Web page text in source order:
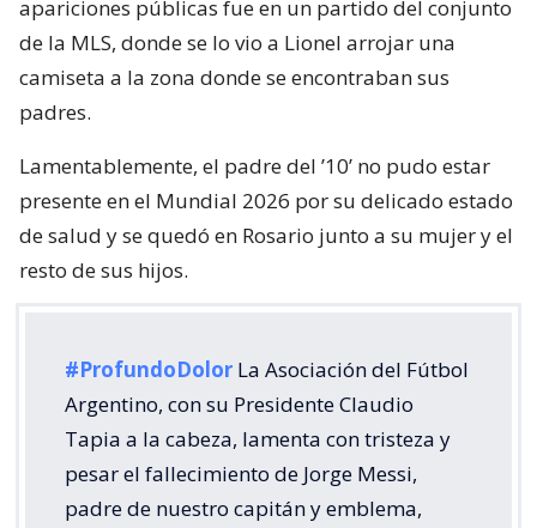
apariciones públicas fue en un partido del conjunto
de la MLS, donde se lo vio a Lionel arrojar una
camiseta a la zona donde se encontraban sus
padres.
Lamentablemente, el padre del ’10’ no pudo estar
presente en el Mundial 2026 por su delicado estado
de salud y se quedó en Rosario junto a su mujer y el
resto de sus hijos.
#ProfundoDolor La Asociación del Fútbol
Argentino, con su Presidente Claudio
Tapia a la cabeza, lamenta con tristeza y
pesar el fallecimiento de Jorge Messi,
padre de nuestro capitán y emblema,